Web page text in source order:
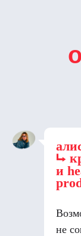
⮡ к
и
не